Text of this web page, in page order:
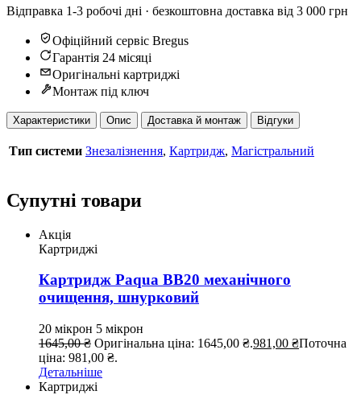
Відправка 1-3 робочі дні · безкоштовна доставка від 3 000 грн
Офіційний сервіс Bregus
Гарантія 24 місяці
Оригінальні картриджі
Монтаж під ключ
Характеристики Опис Доставка й монтаж Відгуки
Тип системи Знезалізнення, Картридж, Магістральний
Супутні товари
Акція
Картриджі
Картридж Paqua BB20 механічного
очищення, шнурковий
20 мікрон 5 мікрон
1645,00₴ Оригінальна ціна: 1645,00 ₴.981,00 ₴Поточна
ціна: 981,00 ₴.
Детальніше
Картриджі